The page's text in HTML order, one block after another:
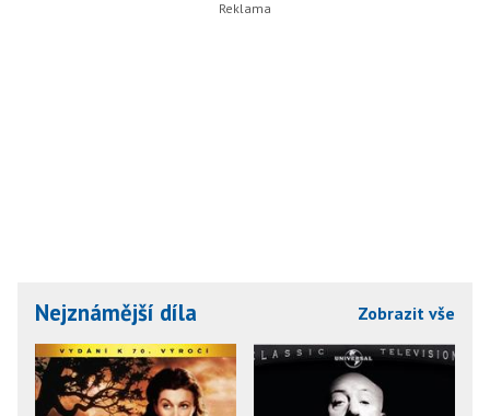
Nejznámější díla Zobrazit vše